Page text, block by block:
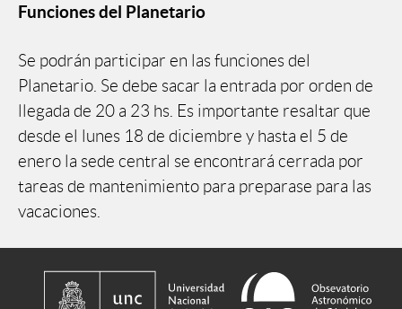
Funciones del Planetario
Se podrán participar en las funciones del
Planetario. Se debe sacar la entrada por orden de
llegada de 20 a 23 hs. Es importante resaltar que
desde el lunes 18 de diciembre y hasta el 5 de
enero la sede central se encontrará cerrada por
tareas de mantenimiento para preparase para las
vacaciones.